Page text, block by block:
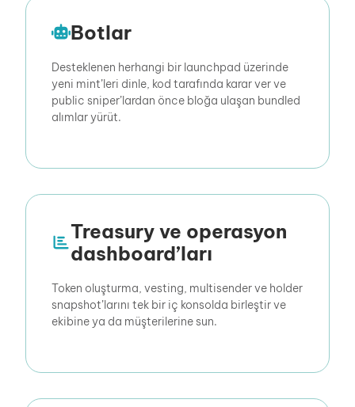
Botlar
Desteklenen herhangi bir launchpad üzerinde
yeni mint’leri dinle, kod tarafında karar ver ve
public sniper’lardan önce bloğa ulaşan bundled
alımlar yürüt.
Treasury ve operasyon
dashboard’ları
Token oluşturma, vesting, multisender ve holder
snapshot’larını tek bir iç konsolda birleştir ve
ekibine ya da müşterilerine sun.